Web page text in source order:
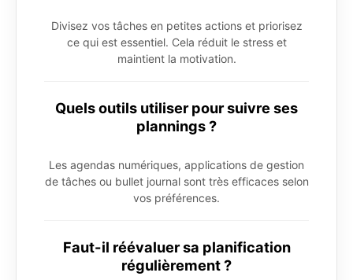
Divisez vos tâches en petites actions et priorisez
ce qui est essentiel. Cela réduit le stress et
maintient la motivation.
Quels outils utiliser pour suivre ses
plannings ?
Les agendas numériques, applications de gestion
de tâches ou bullet journal sont très efficaces selon
vos préférences.
Faut-il réévaluer sa planification
régulièrement ?